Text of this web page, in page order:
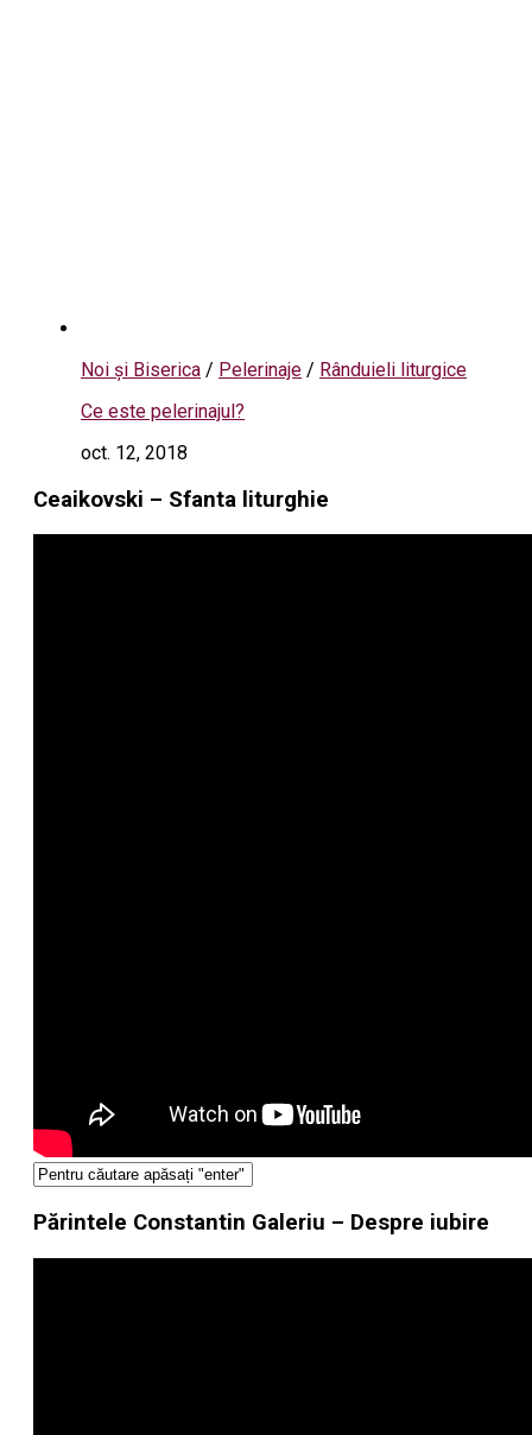
Noi și Biserica / Pelerinaje / Rânduieli liturgice
Ce este pelerinajul?
oct. 12, 2018
Ceaikovski – Sfanta liturghie
Părintele Constantin Galeriu – Despre iubire